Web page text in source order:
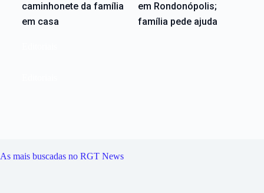
caminhonete da família
em casa
em Rondonópolis;
família pede ajuda
As mais buscadas no RGT News